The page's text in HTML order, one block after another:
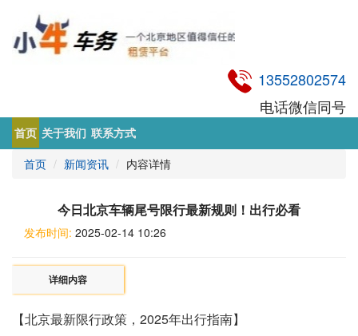
13552802574
电话微信同号
首页 关于我们 联系方式
首页
新闻资讯 内容详情
今日北京车辆尾号限行最新规则！出行必看
发布时间: 2025-02-14 10:26
详细内容
【北京最新限行政策，2025年出行指南】